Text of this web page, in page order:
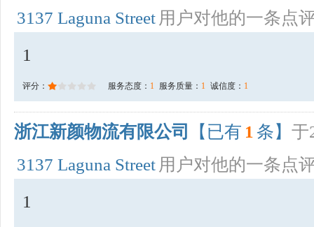
3137 Laguna Street 用户对他的一条点
1
评分： 服务态度： 1 服务质量： 1 诚信度： 1
浙江新颜物流有限公司 【已有 1 条】 于
3137 Laguna Street 用户对他的一条点
1